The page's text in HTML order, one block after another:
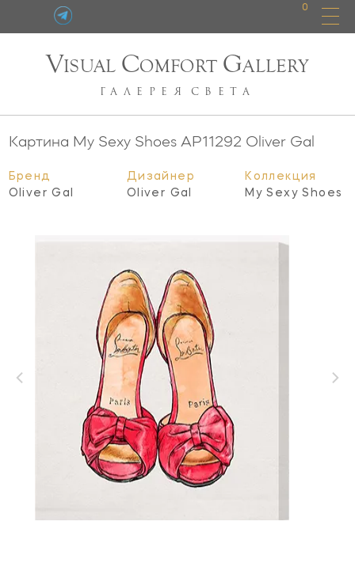
0
VISUAL COMFORT GALLERY
ГАЛЕРЕЯ СВЕТА
Картина My Sexy Shoes AP11292 Oliver Gal
Бренд
Oliver Gal
Дизайнер
Oliver Gal
Коллекция
My Sexy Shoes